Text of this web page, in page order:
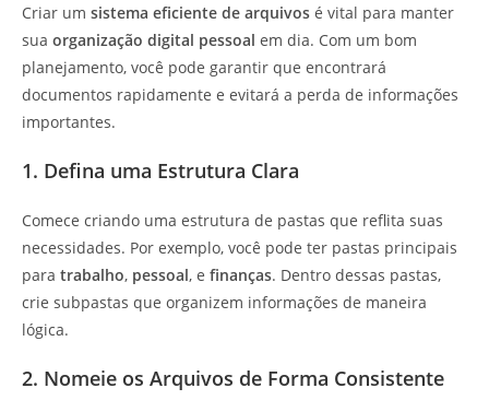
Criar um sistema eficiente de arquivos é vital para manter
sua organização digital pessoal em dia. Com um bom
planejamento, você pode garantir que encontrará
documentos rapidamente e evitará a perda de informações
importantes.
1. Defina uma Estrutura Clara
Comece criando uma estrutura de pastas que reflita suas
necessidades. Por exemplo, você pode ter pastas principais
para trabalho, pessoal, e finanças. Dentro dessas pastas,
crie subpastas que organizem informações de maneira
lógica.
2. Nomeie os Arquivos de Forma Consistente